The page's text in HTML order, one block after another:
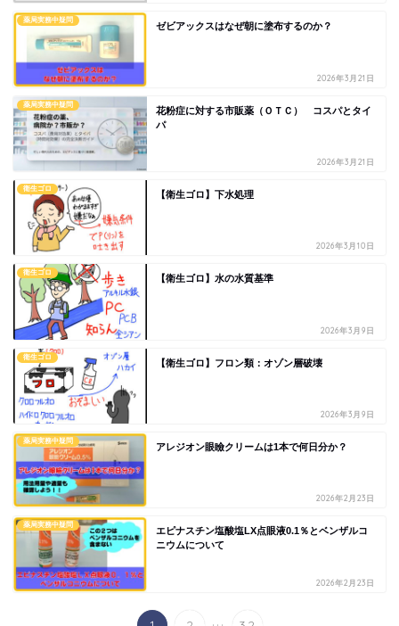
薬局実務中疑問
ゼビアックスはなぜ朝に塗布するのか？
2026年3月21日
薬局実務中疑問
花粉症に対する市販薬（ＯＴＣ） コスパとタイ
パ
2026年3月21日
衛生ゴロ
【衛生ゴロ】下水処理
2026年3月10日
衛生ゴロ
【衛生ゴロ】水の水質基準
2026年3月9日
衛生ゴロ
【衛生ゴロ】フロン類：オゾン層破壊
2026年3月9日
薬局実務中疑問
アレジオン眼瞼クリームは1本で何日分か？
2026年2月23日
薬局実務中疑問
エピナスチン塩酸塩LX点眼液0.1％とベンザルコ
ニウムについて
2026年2月23日
...